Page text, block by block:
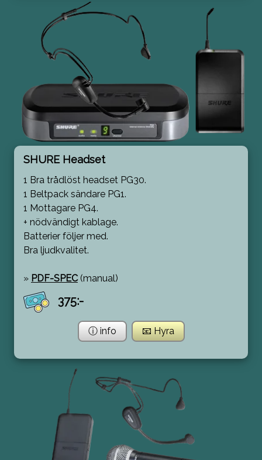
SHURE Headset
1 Bra trådlöst headset PG30.
1 Beltpack sändare PG1.
1 Mottagare PG4.
+ nödvändigt kablage.
Batterier följer med.
Bra ljudkvalitet.
» PDF-SPEC (manual)
375:-
ⓘ info 📧 Hyra